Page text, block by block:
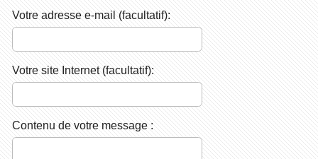
Votre adresse e-mail (facultatif):
Votre site Internet (facultatif):
Contenu de votre message :